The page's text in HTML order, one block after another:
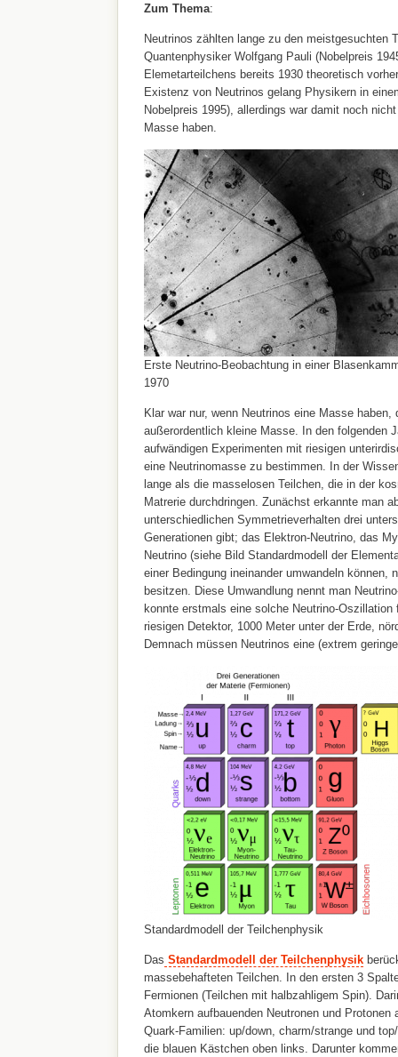
Zum Thema:
Neutrinos zählten lange zu den meistgesuchten
Quantenphysiker Wolfgang Pauli (Nobelpreis
Elemetarteilchens bereits 1930 theoretisch
Existenz von Neutrinos gelang Physikern in
Nobelpreis 1995), allerdings war damit noch
Masse haben.
Erste Neutrino-Beobachtung in einer
1970
Klar war nur, wenn Neutrinos eine Masse haben,
außerordentlich kleine Masse. In den folgenden
aufwändigen Experimenten mit riesigen
eine Neutrinomasse zu bestimmen. In der
lange als die masselosen Teilchen, die in der
Matrerie durchdringen. Zunächst erkannte man
unterschiedlichen Symmetrieverhalten drei
Generationen gibt; das Elektron-Neutrino, das
Neutrino (siehe Bild Standardmodell der
einer Bedingung ineinander umwandeln können,
besitzen. Diese Umwandlung nennt man
konnte erstmals eine solche Neutrino-Oszillation
riesigen Detektor, 1000 Meter unter der Erde,
Demnach müssen Neutrinos eine (extrem
Standardmodell der Teilchenphysik
Das Standardmodell der Teilchenphysik
massebehafteten Teilchen. In den ersten 3
Fermionen (Teilchen mit halbzahligem Spin).
Atomkern aufbauenden Neutronen und Protonen
Quark-Familien: up/down, charm/strange und
die blauen Kästchen oben links. Darunter